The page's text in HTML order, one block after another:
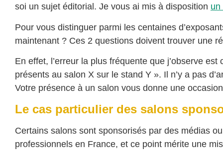
soi un sujet éditorial. Je vous ai mis à disposition un
Pour vous distinguer parmi les centaines
maintenant ? Ces 2 questions doivent trouver une
En effet, l’erreur la plus fréquente que j’observe
présents au salon X sur le stand Y ». Il n’y a pas
Votre présence à un salon vous donne une
Le cas particulier des salons
Certains salons sont sponsorisés par des médias
professionnels en France, et ce point mérite une